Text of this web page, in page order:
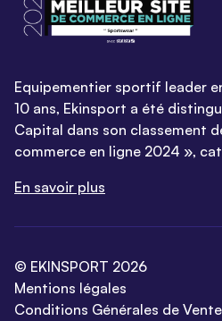
Equipementier sportif leader
10 ans, Ekinsport a été
Capital dans son classement
commerce en ligne 2024 »,
En savoir plus
© EKINSPORT 2026
Mentions légales
Conditions Générales de Vente